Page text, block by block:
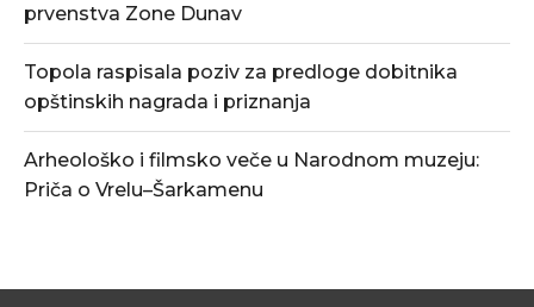
prvenstva Zone Dunav
Topola raspisala poziv za predloge dobitnika
opštinskih nagrada i priznanja
Arheološko i filmsko veče u Narodnom muzeju:
Priča o Vrelu–Šarkamenu